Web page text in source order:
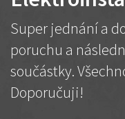
Super jednání a
poruchu a
součástky.
Doporučuji!